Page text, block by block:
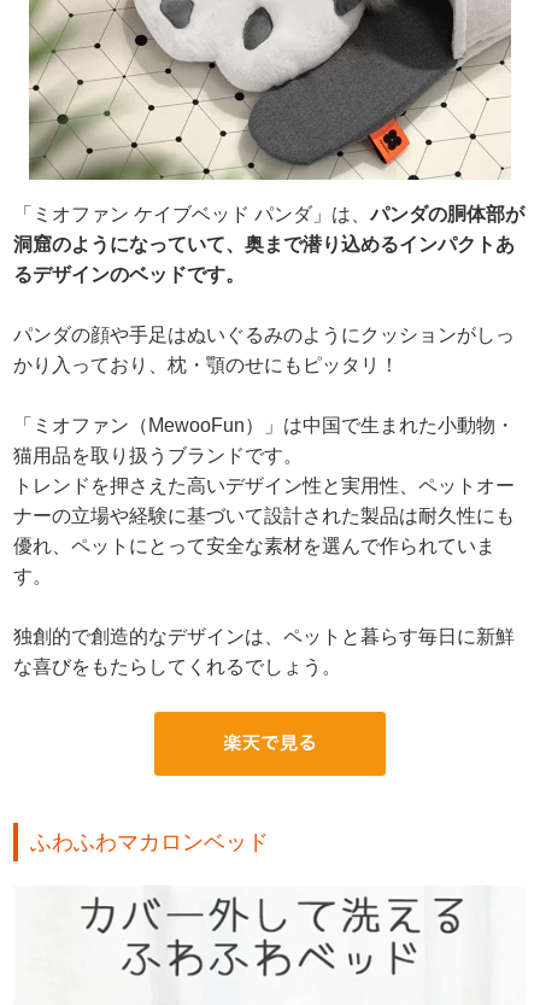
「ミオファン ケイブベッド パンダ」は、パンダの胴体部が
洞窟のようになっていて、奥まで潜り込めるインパクトあ
るデザインのベッドです。
パンダの顔や手足はぬいぐるみのようにクッションがしっ
かり入っており、枕・顎のせにもピッタリ！
「ミオファン（MewooFun）」は中国で生まれた小動物・
猫用品を取り扱うブランドです。
トレンドを押さえた高いデザイン性と実用性、ペットオー
ナーの立場や経験に基づいて設計された製品は耐久性にも
優れ、ペットにとって安全な素材を選んで作られていま
す。
独創的で創造的なデザインは、ペットと暮らす毎日に新鮮
な喜びをもたらしてくれるでしょう。
ふわふわマカロンベッド